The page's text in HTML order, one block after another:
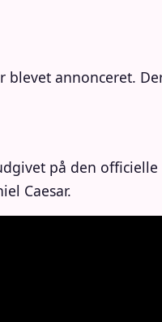
blevet annonceret.
på den
Caesar.